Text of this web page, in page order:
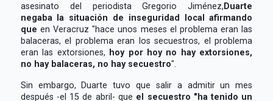
asesinato del periodista Gregorio Jiménez,Duarte
negaba la situación de inseguridad local afirmando
que en Veracruz "hace unos meses el problema eran las
balaceras, el problema eran los secuestros, el problema
eran las extorsiones, hoy por hoy no hay extorsiones,
no hay balaceras, no hay secuestro".
Sin embargo, Duarte tuvo que salir a admitir un mes
después -el 15 de abril- que el secuestro "ha tenido un